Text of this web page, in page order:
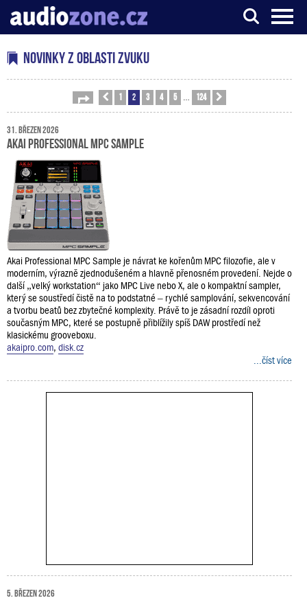
Novinky z oblasti zvuku
Stránka z 124
Předchozí
1 2 3 4 5 124
31. březen 2026
AKAI Professional MPC Sample
Akai Professional MPC Sample je návrat ke kořenům MPC filozofie, ale v
moderním, výrazně zjednodušeném a hlavně přenosném provedení. Nejde o
další „velký workstation“ jako MPC Live nebo X, ale o kompaktní sampler,
který se soustředí čistě na to podstatné – rychlé samplování, sekvencování
a tvorbu beatů bez zbytečné komplexity. Právě to je zásadní rozdíl oproti
současným MPC, které se postupně přiblížily spíš DAW prostředí než
klasickému grooveboxu.
akaipro.com, disk.cz
...číst více
5. březen 2026